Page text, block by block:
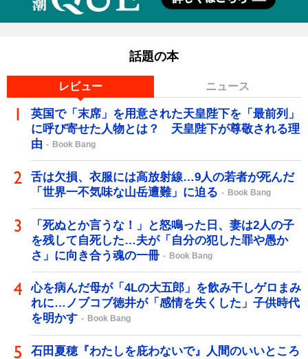
話題の本
レビュー ニュース
英国で「末席」を用意された天皇陛下を「最前列」
に呼び寄せた人物とは？ 天皇陛下が尊敬される理
由
Book Bang
舌は欠損、衣服には高放射線…9人の若者が死んだ
「世界一不気味な山岳遭難」に迫る
Book Bang
「死ぬとか言うな！」と怒鳴った日、妻は2人の子
を残して自死した…夫が「自分の犯した罪や愚か
さ」に向き合う魂の一冊
Book Bang
心を病んだ母が「4Lの大五郎」を飲み干しゲロまみ
れに…ノブコブ徳井が「感情を失くした」子供時代
を明かす
Book Bang
石田夏穂『わたしを庇わないで』人間のいいところ